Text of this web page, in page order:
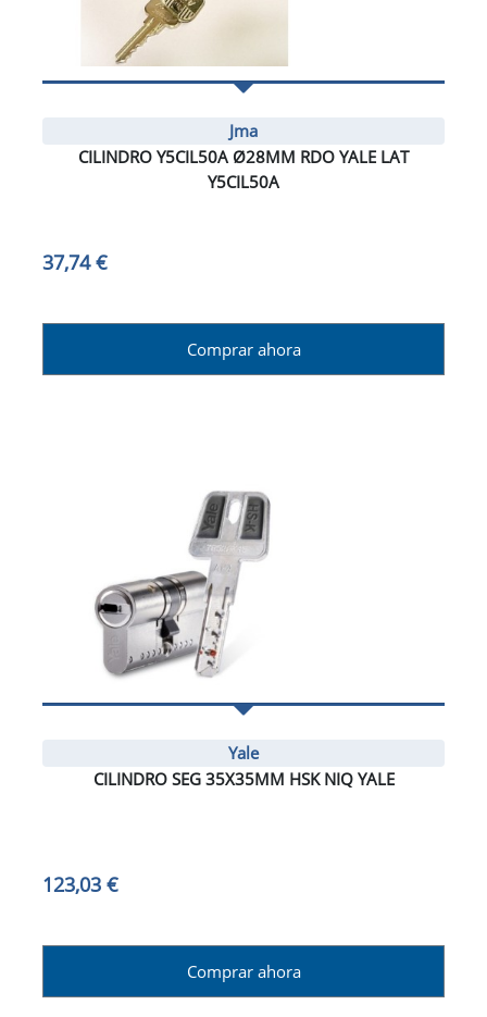
Jma
CILINDRO Y5CIL50A Ø28MM RDO YALE LAT
Y5CIL50A
37,74 €
Comprar ahora
Yale
CILINDRO SEG 35X35MM HSK NIQ YALE
123,03 €
Comprar ahora